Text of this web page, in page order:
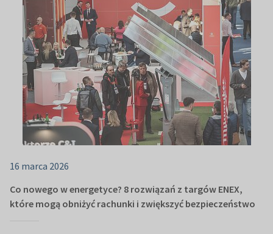
16 marca 2026
Co nowego w energetyce? 8 rozwiązań z targów ENEX,
które mogą obniżyć rachunki i zwiększyć bezpieczeństwo